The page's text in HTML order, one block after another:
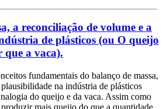
a reconciliação de volume e a
de plásticos (ou O queijo
que a vaca).
fundamentais do balanço de massa,
na indústria de plásticos
do queijo e da vaca. Assim como
mais queijo do que a quantidade